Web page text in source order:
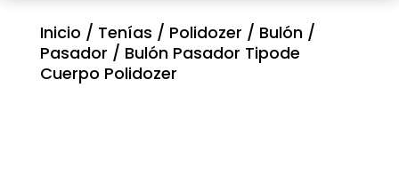
Inicio / Tenías / Polidozer / Bulón/
Pasador / Bulón Pasador Tipode
Cuerpo Polidozer